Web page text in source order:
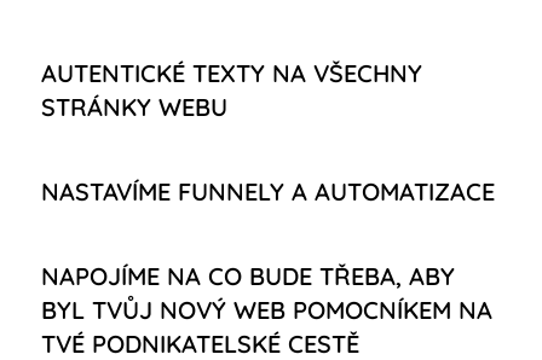
AUTENTICKÉ TEXTY NA VŠECHNY
STRÁNKY WEBU
NASTAVÍME FUNNELY A AUTOMATIZACE
NAPOJÍME NA CO BUDE TŘEBA, ABY
BYL TVŮJ NOVÝ WEB POMOCNÍKEM NA
TVÉ PODNIKATELSKÉ CESTĚ